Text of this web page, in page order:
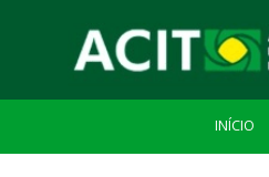
INÍCIO